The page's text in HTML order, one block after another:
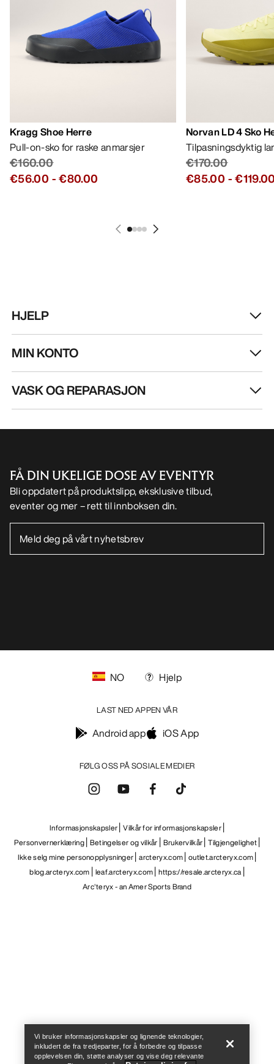
Kragg Shoe Herre
Pull-on-sko for raske anmarsjer
€160.00
€56.00 -€80.00
Norvan LD 4 Sko
Tilpasningsdyktig
€170.00
€85.00 -
HJELP
MIN KONTO
VASK OG REPARASJON
FÅ DIN UKELIGE DOSE AV EVENTYR
Bli oppdatert på produktslipp, eksklusive tilbud,
eventer og mer – rett til innboksen din.
FØLG OSS PÅ SOSIALE MEDIER
NO Hjelp
LAST NED APPEN VÅR
Android app iOS App
Informasjonskapsler Vilkår for informasjonskapsler
Personvernerklæring Betingelser og vilkår Brukervilkår Tilgjengelighet
Ikke selg mine personopplysninger arcteryx.com outlet.arcteryx.com
blog.arcteryx.com leaf.arcteryx.com https://resale.arcteryx.ca
Arc'teryx - an Amer Sports Brand
Vi bruker informasjonskapsler og lignende teknologier,
inkludert de fra tredjeparter, for å forbedre og tilpasse
opplevelsen din, støtte analyser og vise deg relevante